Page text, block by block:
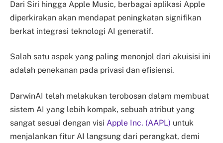
Dari Siri hingga Apple Music, berbagai aplikasi Apple
diperkirakan akan mendapat peningkatan signifikan
berkat integrasi teknologi AI generatif.
Salah satu aspek yang paling menonjol dari akuisisi ini
adalah penekanan pada privasi dan efisiensi.
DarwinAI telah melakukan terobosan dalam membuat
sistem AI yang lebih kompak, sebuah atribut yang
sangat sesuai dengan visi Apple Inc. (AAPL) untuk
menjalankan fitur AI langsung dari perangkat, demi